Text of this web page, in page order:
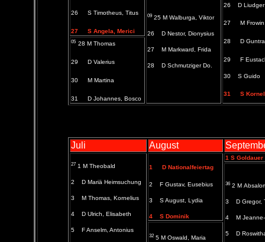
26 S Timotheus, Titus
27 S Angela, Merici
0925 M Walburga, Viktor
26 D Nestor, Dionysius
27 M Markward, Frida
28 D Schmutziger Do.
26 D Liudger
27 M
28 D
29 F
30 S Guido
31 S
05 28 M Thomas
29 D Valerius
30 M Martina
31 D Johannes, Bosco
Juli August
27 1 M Theobald
2 D Mariä Heimsuchung
3 M Thomas, Kornelius
4 D Ulrich, Elisabeth
5 F Anselm, Antonius
1 D Nationalfeiertag
2 F Gustav, Eusebius
3 S August, Lydia
4 S Dominik
1 S Goldauer
362 M
3 D Gregor,
4 M Jeanne-
5 D
325 M Oswald, Maria